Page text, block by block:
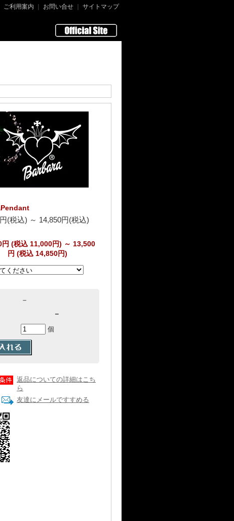
ご利用案内 お問い合せ サイトマップ
(税込) ～ 14,850円(税込)
円 (税込 11,000円) ～ 13,500
円 (税込 14,850円)
－
－
個
返品についての詳細はこち
ら
友達にメールですすめる